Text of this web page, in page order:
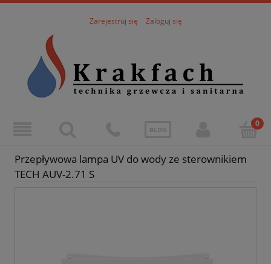
Zarejestruj się Zaloguj się
BLOG
Przepływowa lampa UV do wody ze sterownikiem
TECH AUV-2.71 S